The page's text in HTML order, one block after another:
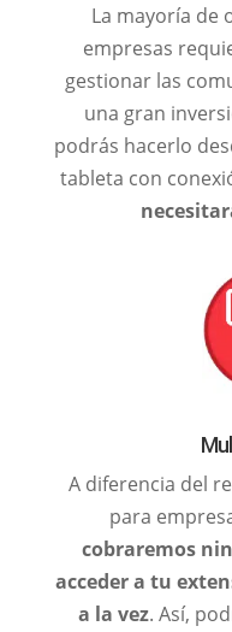
La mayoría de
empresas
gestionar las
una gran
podrás hacerlo
tableta con
A diferencia del
para
cobraremos
acceder a tu
a la vez. Así,